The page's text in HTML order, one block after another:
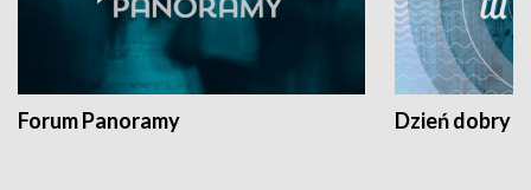
Forum Panoramy Dzień dobry